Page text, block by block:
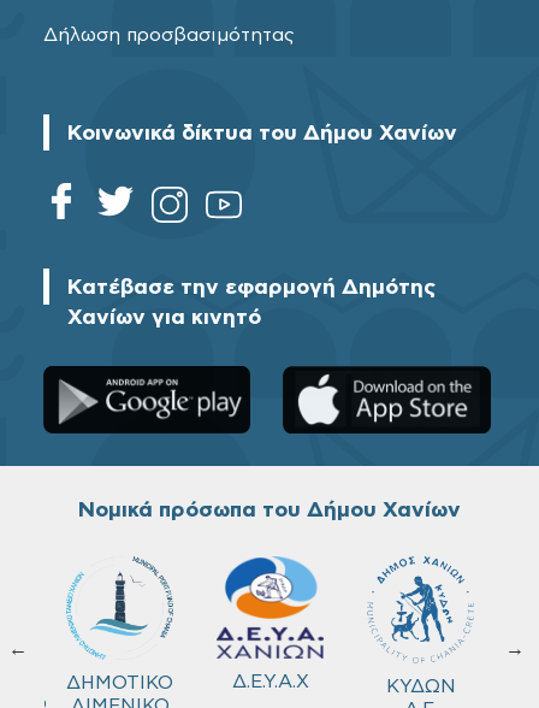
Δήλωση προσβασιμότητας
Κοινωνικά δίκτυα του Δήμου Χανίων
Κατέβασε την εφαρμογή Δημότης
Χανίων για κινητό
Νομικά πρόσωπα του Δήμου Χανίων
←
ΔΗΜΟΤΙΚΟ
Δ.Ε.Υ.Α.Χ
ΚΥΔΩΝ
→